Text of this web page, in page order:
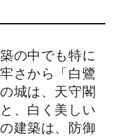
の中でも特に
さから「白鷺
城は、天守閣
、白く美しい
建築は、防御